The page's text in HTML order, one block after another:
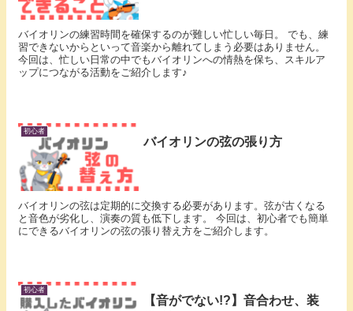
バイオリンの練習時間を確保するのが難しい忙しい毎日。 でも、練
習できないからといって音楽から離れてしまう必要はありません。
今回は、忙しい日常の中でもバイオリンへの情熱を保ち、スキルア
ップにつながる活動をご紹介します♪
初心者
バイオリンの弦の張り方
バイオリンの弦は定期的に交換する必要があります。弦が古くなる
と音色が劣化し、演奏の質も低下します。 今回は、初心者でも簡単
にできるバイオリンの弦の張り替え方をご紹介します。
初心者
【音がでない!?】音合わせ、装